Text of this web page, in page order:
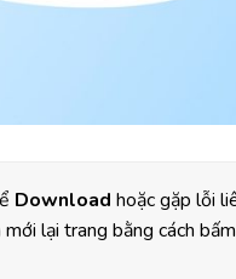
Download hoặc gặp lỗi
lại trang bằng cách